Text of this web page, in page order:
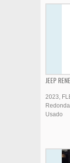
JEEP
2023
Usado